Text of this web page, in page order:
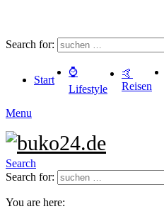
Search for:
Start
⌚️
Lifestyle
🤙
Reisen
Menu
Search
Search for:
You are here: